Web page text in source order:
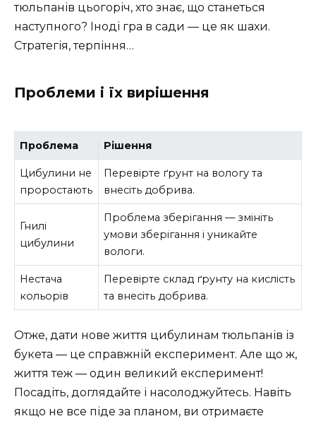
тюльпанів цьогоріч, хто знає, що станеться
наступного? Іноді гра в сади — це як шахи.
Стратегія, терпіння…
Проблеми і їх вирішення
Проблема Рішення
Цибулини не
проростають
Перевірте ґрунт на вологу та
внесіть добрива.
Гнилі
цибулини
Проблема зберігання — змініть
умови зберігання і уникайте
вологи.
Нестача
кольорів
Перевірте склад ґрунту на кислість
та внесіть добрива.
Отже, дати нове життя цибулинам тюльпанів із
букета — це справжній експеримент. Але що ж,
життя теж — один великий експеримент!
Посадіть, доглядайте і насолоджуйтесь. Навіть
якщо не все піде за планом, ви отримаєте